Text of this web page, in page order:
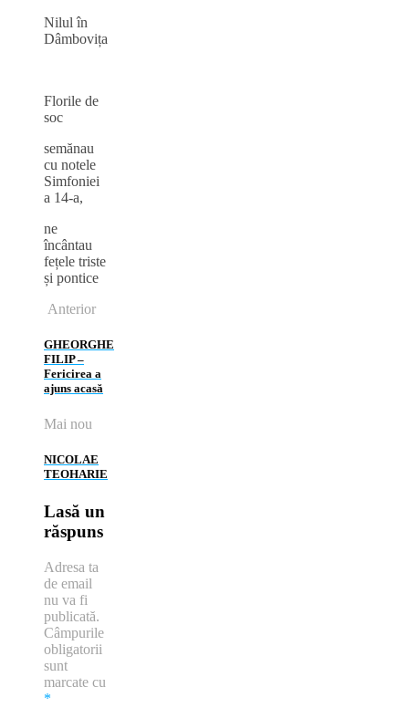
Nilul în
Dâmbovița
Florile de
soc
semănau
cu notele
Simfoniei
a 14‑a,
ne
încântau
fețele triste
și pontice
Anterior
GHEORGHE
FILIP –
Fericirea a
ajuns acasă
Mai nou
NICOLAE
TEOHARIE
Lasă un
răspuns
Adresa ta
de email
nu va fi
publicată.
Câmpurile
obligatorii
sunt
marcate cu
*